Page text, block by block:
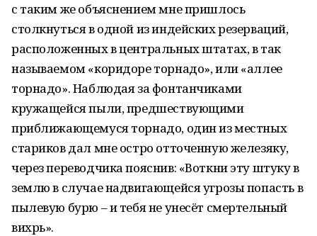
с таким же объяснением мне пришлось
столкнуться в одной из индейских резерваций,
расположенных в центральных штатах, в так
называемом «коридоре торнадо», или «аллее
торнадо». Наблюдая за фонтанчиками
кружащейся пыли, предшествующими
приближающемуся торнадо, один из местных
стариков дал мне остро отточенную железяку,
через переводчика пояснив: «Воткни эту штуку в
землю в случае надвигающейся угрозы попасть в
пылевую бурю – и тебя не унесёт смертельный
вихрь».